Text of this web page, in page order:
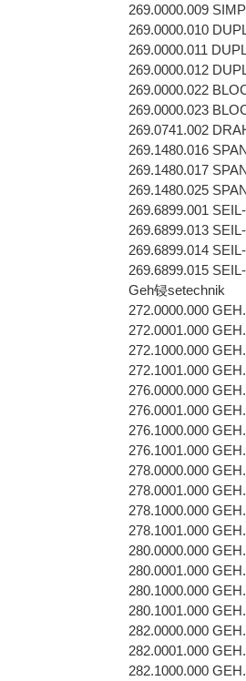
269.0000.009
269.0000.010
269.0000.011
269.0000.012
269.0000.022
269.0000.023
269.0741.002
269.1480.016
269.1480.017
269.1480.025
269.6899.001
269.6899.013
269.6899.014
269.6899.015
Geh锓setechnik
272.0000.000
272.0001.000
272.1000.000
272.1001.000
276.0000.000
276.0001.000
276.1000.000
276.1001.000
278.0000.000
278.0001.000
278.1000.000
278.1001.000
280.0000.000
280.0001.000
280.1000.000
280.1001.000
282.0000.000
282.0001.000
282.1000.000